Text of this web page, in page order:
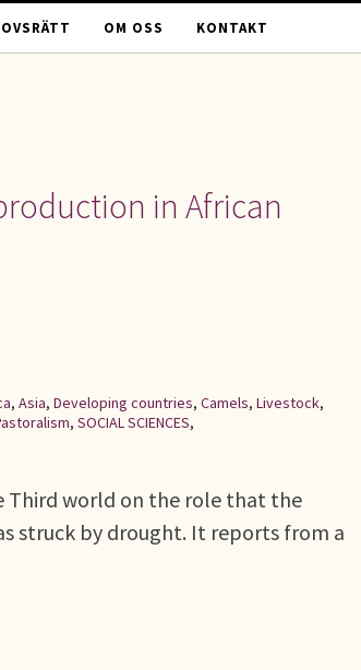
OM OSS KONTAKT
in African
, Asia, Developing countries, Camels, Livestock,
, SOCIAL SCIENCES,
Third world on the role that the
struck by drought. It reports from a